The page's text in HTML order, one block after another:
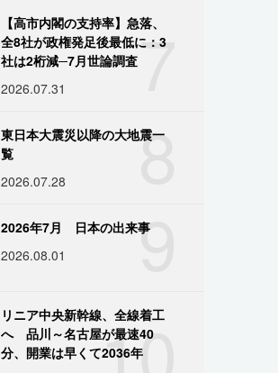
7
【高市内閣の支持率】急落、
全8社が政権発足後最低に：3
社は2桁減─7月世論調査
2026.07.31
8
東日本大震災以降の大地震一
覧
2026.07.28
9
2026年7月 日本の出来事
2026.08.01
10
リニア中央新幹線、全線着工
へ 品川～名古屋が最速40
分、開業は早くて2036年